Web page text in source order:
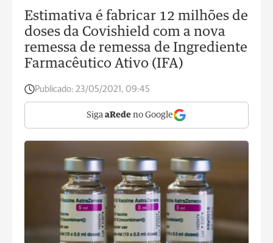
Estimativa é fabricar 12 milhões de
doses da Covishield com a nova
remessa de remessa de Ingrediente
Farmacêutico Ativo (IFA)
Publicado: 23/05/2021, 09:45
Siga aRede no Google